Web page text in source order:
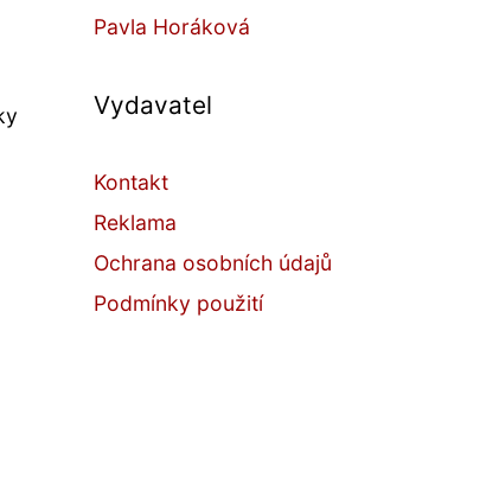
Pavla Horáková
Vydavatel
Kontakt
Reklama
Ochrana osobních údajů
Podmínky použití